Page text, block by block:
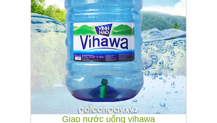
Giao nước uống vihawa